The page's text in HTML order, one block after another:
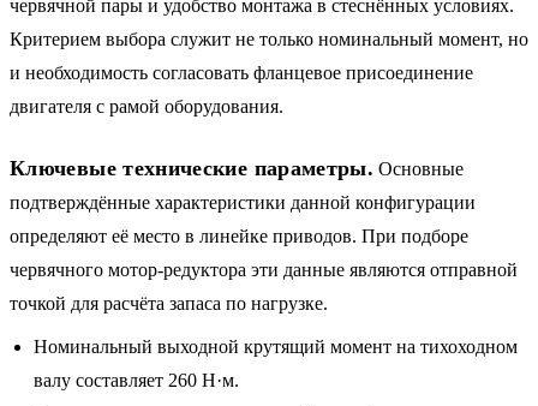
червячной пары и удобство монтажа в стеснённых условиях.
Критерием выбора служит не только номинальный момент, но
и необходимость согласовать фланцевое присоединение
двигателя с рамой оборудования.
Ключевые технические параметры. Основные
подтверждённые характеристики данной конфигурации
определяют её место в линейке приводов. При подборе
червячного мотор-редуктора эти данные являются отправной
точкой для расчёта запаса по нагрузке.
Номинальный выходной крутящий момент на тихоходном
валу составляет 260 Н·м.